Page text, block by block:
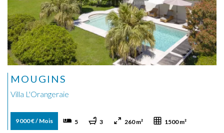
MOUGINS
Villa L'Orangeraie
9 000 € / Mois 5 3 260 m² 1500 m²